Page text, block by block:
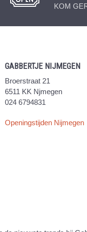
KOM
GABBERTJE NIJMEGEN
Broerstraat 21
6511 KK Njmegen
024 6794831
Openingstijden Nijmegen